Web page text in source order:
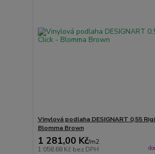
Vinylová podlaha DESIGNART 0,55
Blomma Brown
1 281,00 Kč/m2
1 058,68 Kč bez DPH